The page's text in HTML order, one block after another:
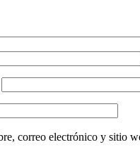
correo electrónico y sitio